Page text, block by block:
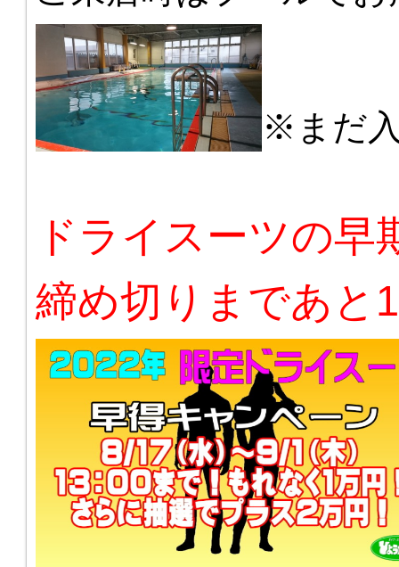
※まだ
ドライスーツの早
締め切りまであと